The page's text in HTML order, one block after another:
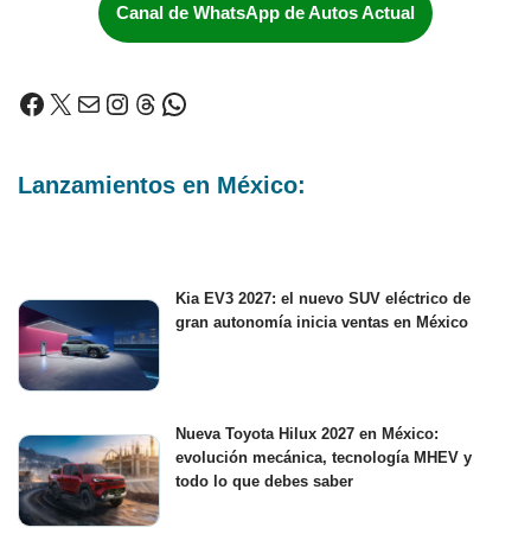
Canal de WhatsApp de Autos Actual
Lanzamientos en México:
Kia EV3 2027: el nuevo SUV eléctrico de
gran autonomía inicia ventas en México
Nueva Toyota Hilux 2027 en México:
evolución mecánica, tecnología MHEV y
todo lo que debes saber